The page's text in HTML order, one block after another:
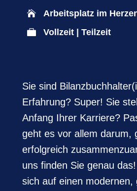
 Arbeitsplatz im
 Vollzeit | Teilzeit
Sie sind
Erfahrung? Super! Sie
Anfang Ihrer Karriere?
geht es vor allem darum,
erfolgreich
uns finden Sie genau
sich auf einen modernen,